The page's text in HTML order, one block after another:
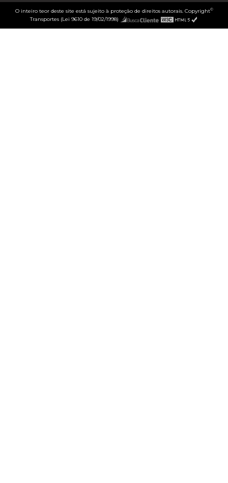
O inteiro teor deste site está sujeito à proteção de direitos autorais. Copyright©
Transportes (Lei 9610 de 19/02/1998)